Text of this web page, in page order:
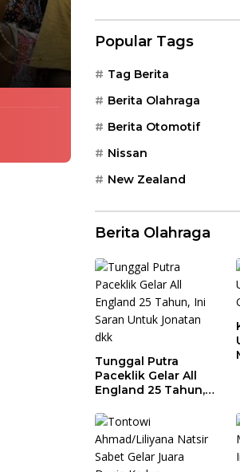
Popular Tags
Tag Berita
Berita Olahraga
Berita Otomotif
Nissan
New Zealand
Berita Olahraga
Tunggal Putra
Paceklik Gelar All
England 25 Tahun,
Jonatan dkk